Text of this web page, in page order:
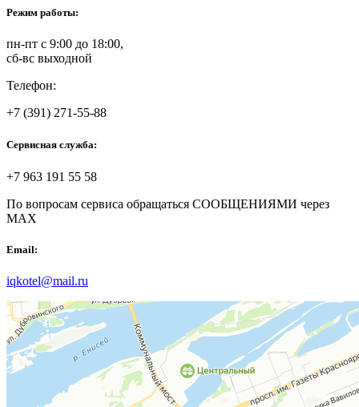
Режим работы:
пн-пт с 9:00 до 18:00,
сб-вс выходной
Телефон:
+7 (391) 271-55-88
Сервисная служба:
+7 963 191 55 58
По вопросам сервиса обращаться СООБЩЕНИЯМИ через
MAX
Email:
iqkotel@mail.ru